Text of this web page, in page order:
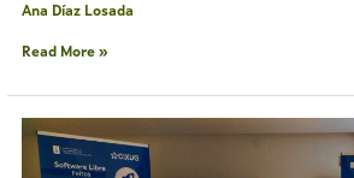
Ana Díaz Losada
Read More »
OSL
Activities